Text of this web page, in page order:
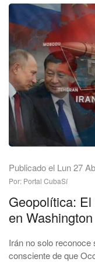
Publicado el Lun 27
Por: Portal CubaSí
Geopolítica:
en Washington
Irán no solo reconoce
consciente de que